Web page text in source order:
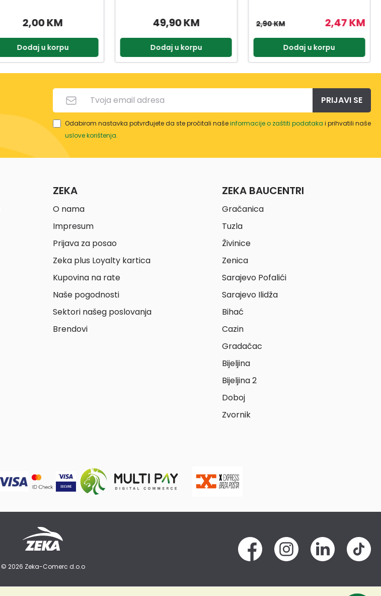
49,90 KM
Dodaj u korpu
2,47 KM
Dodaj u korpu
3,57 KM
4,20 KM
Dodaj u korpu
PRIJAVI SE
Odabirom nastavka potvrđujete da ste pročitali našeinformacije o zaštiti podataka i prihvatili naše
uslove korištenja.
ZEKA
O nama
Impresum
Prijava za posao
Zeka plus Loyalty kartica
Kupovina na rate
Naše pogodnosti
Sektori našeg poslovanja
Brendovi
ZEKA BAUCENTRI
Gračanica
Tuzla
Živinice
Zenica
Sarajevo Pofalići
Sarajevo Ilidža
Bihać
Cazin
Gradačac
Bijeljina
Bijeljina 2
Doboj
Zvornik
© 2026 Zeka-Comerc d.o.o